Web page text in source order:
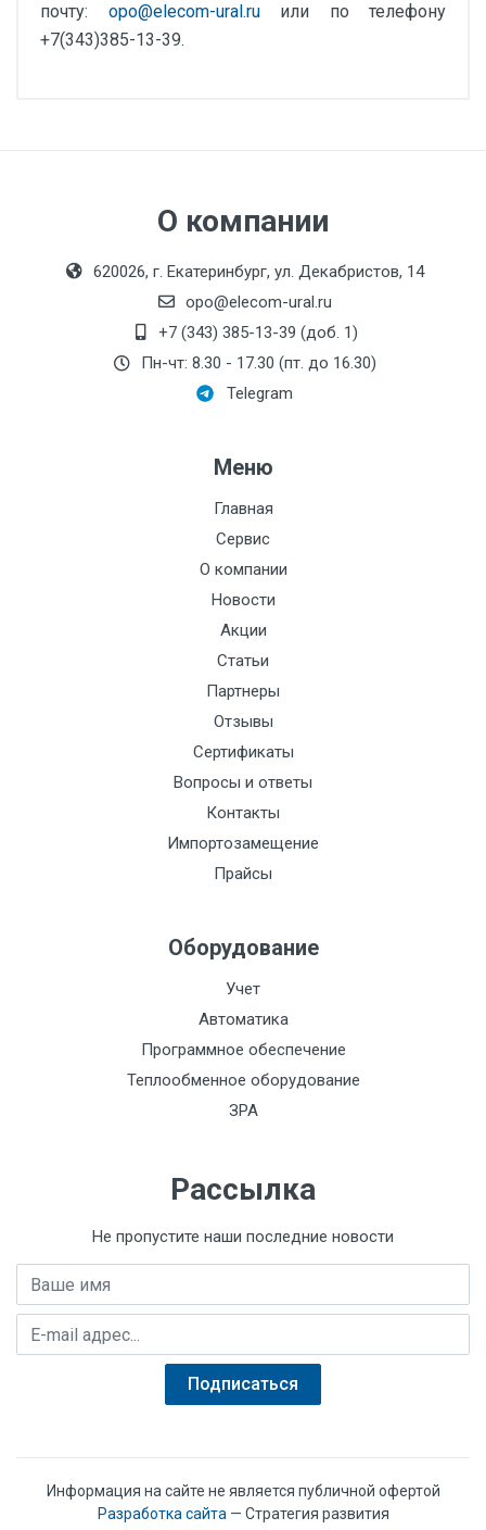
почту: opo@elecom-ural.ruили по телефону
+7(343)385-13-39.
О компании
620026, г. Екатеринбург, ул. Декабристов, 14
opo@elecom-ural.ru
+7 (343) 385-13-39 (доб. 1)
Пн-чт: 8.30 - 17.30 (пт. до 16.30)
Telegram
Меню
Главная
Сервис
О компании
Новости
Акции
Статьи
Партнеры
Отзывы
Сертификаты
Вопросы и ответы
Контакты
Импортозамещение
Прайсы
Оборудование
Учет
Автоматика
Программное обеспечение
Теплообменное оборудование
ЗРА
Рассылка
Не пропустите наши последние новости
Подписаться
Информация на сайте не является публичной офертой
Разработка сайта — Стратегия развития